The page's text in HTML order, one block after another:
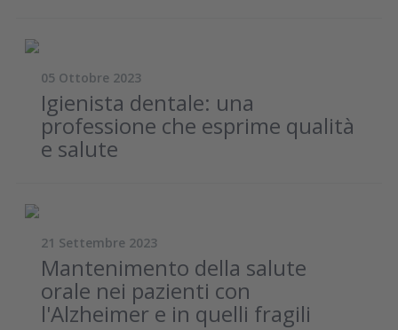
05 Ottobre 2023
Igienista dentale: una
professione che esprime qualità
e salute
21 Settembre 2023
Mantenimento della salute
orale nei pazienti con
l'Alzheimer e in quelli fragili